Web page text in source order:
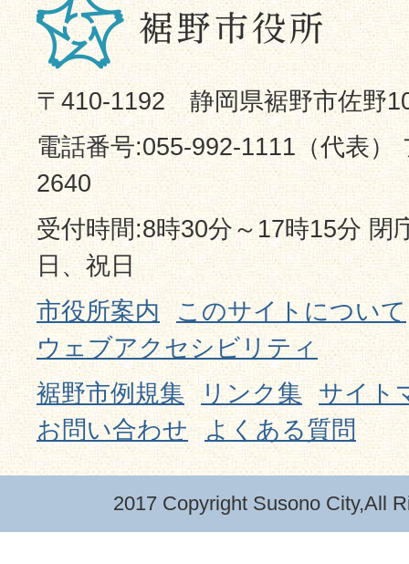
〒410-1192 静岡県裾野市佐野
電話番号:055-992-1111（代表）
2640
受付時間:8時30分～17時15分 閉
日、祝日
市役所案内
このサイトについて
ウェブアクセシビリティ
裾野市例規集
リンク集
サイト
お問い合わせ
よくある質問
2017 Copyright Susono City,All